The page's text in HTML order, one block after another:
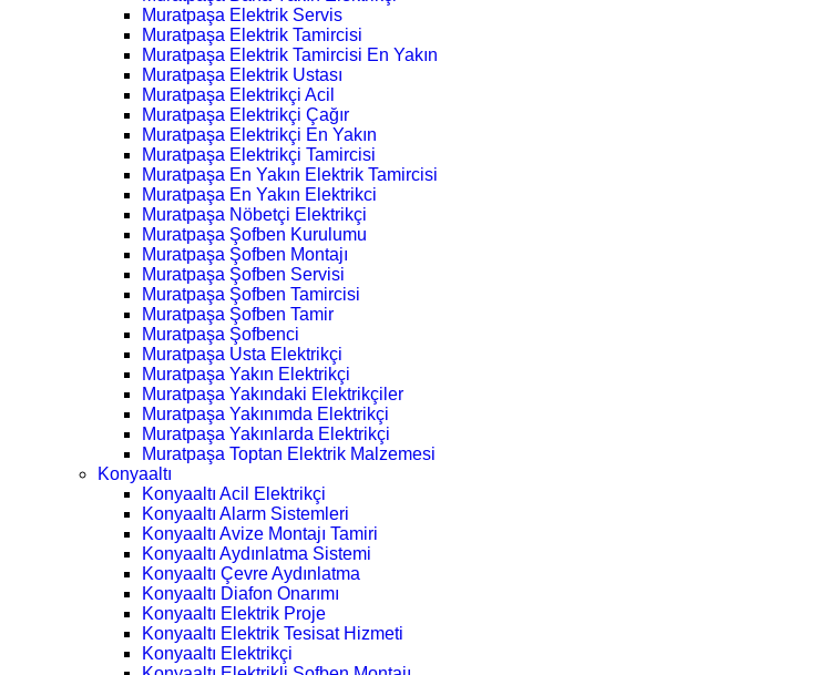
Muratpaşa Elektrik Servis
Muratpaşa Elektrik Tamircisi
Muratpaşa Elektrik Tamircisi En Yakın
Muratpaşa Elektrik Ustası
Muratpaşa Elektrikçi Acil
Muratpaşa Elektrikçi Çağır
Muratpaşa Elektrikçi En Yakın
Muratpaşa Elektrikçi Tamircisi
Muratpaşa En Yakın Elektrik Tamircisi
Muratpaşa En Yakın Elektrikci
Muratpaşa Nöbetçi Elektrikçi
Muratpaşa Şofben Kurulumu
Muratpaşa Şofben Montajı
Muratpaşa Şofben Servisi
Muratpaşa Şofben Tamircisi
Muratpaşa Şofben Tamir
Muratpaşa Şofbenci
Muratpaşa Usta Elektrikçi
Muratpaşa Yakın Elektrikçi
Muratpaşa Yakındaki Elektrikçiler
Muratpaşa Yakınımda Elektrikçi
Muratpaşa Yakınlarda Elektrikçi
Muratpaşa Toptan Elektrik Malzemesi
Konyaaltı
Konyaaltı Acil Elektrikçi
Konyaaltı Alarm Sistemleri
Konyaaltı Avize Montajı Tamiri
Konyaaltı Aydınlatma Sistemi
Konyaaltı Çevre Aydınlatma
Konyaaltı Diafon Onarımı
Konyaaltı Elektrik Proje
Konyaaltı Elektrik Tesisat Hizmeti
Konyaaltı Elektrikçi